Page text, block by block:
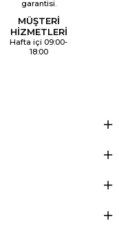
garantisi.
MÜŞTERİ
HİZMETLERİ
Hafta içi 09:00-
18:00